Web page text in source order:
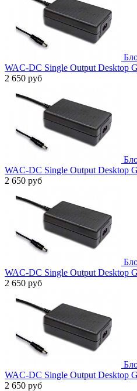
WAC-DC Single Output Desktop
2 650 руб
WAC-DC Single Output Desktop
2 650 руб
WAC-DC Single Output Desktop
2 650 руб
WAC-DC Single Output Desktop
2 650 руб